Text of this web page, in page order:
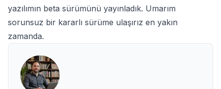
yazılımın beta sürümünü yayınladık. Umarım
sorunsuz bir kararlı sürüme ulaşırız en yakın
zamanda.